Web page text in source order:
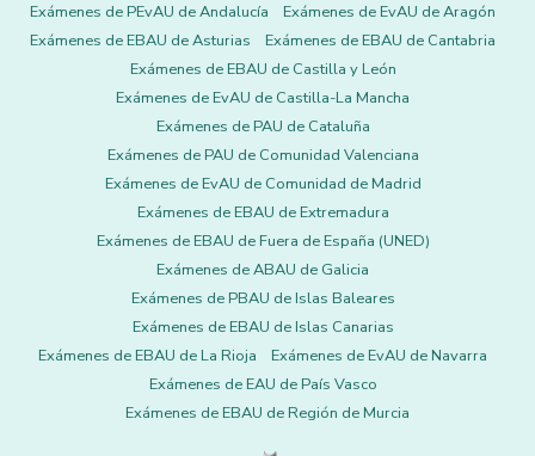
Exámenes de PEvAU de Andalucía
Exámenes de EvAU de Aragón
Exámenes de EBAU de Asturias
Exámenes de EBAU de Cantabria
Exámenes de EBAU de Castilla y León
Exámenes de EvAU de Castilla-La Mancha
Exámenes de PAU de Cataluña
Exámenes de PAU de Comunidad Valenciana
Exámenes de EvAU de Comunidad de Madrid
Exámenes de EBAU de Extremadura
Exámenes de EBAU de Fuera de España (UNED)
Exámenes de ABAU de Galicia
Exámenes de PBAU de Islas Baleares
Exámenes de EBAU de Islas Canarias
Exámenes de EBAU de La Rioja
Exámenes de EvAU de Navarra
Exámenes de EAU de País Vasco
Exámenes de EBAU de Región de Murcia